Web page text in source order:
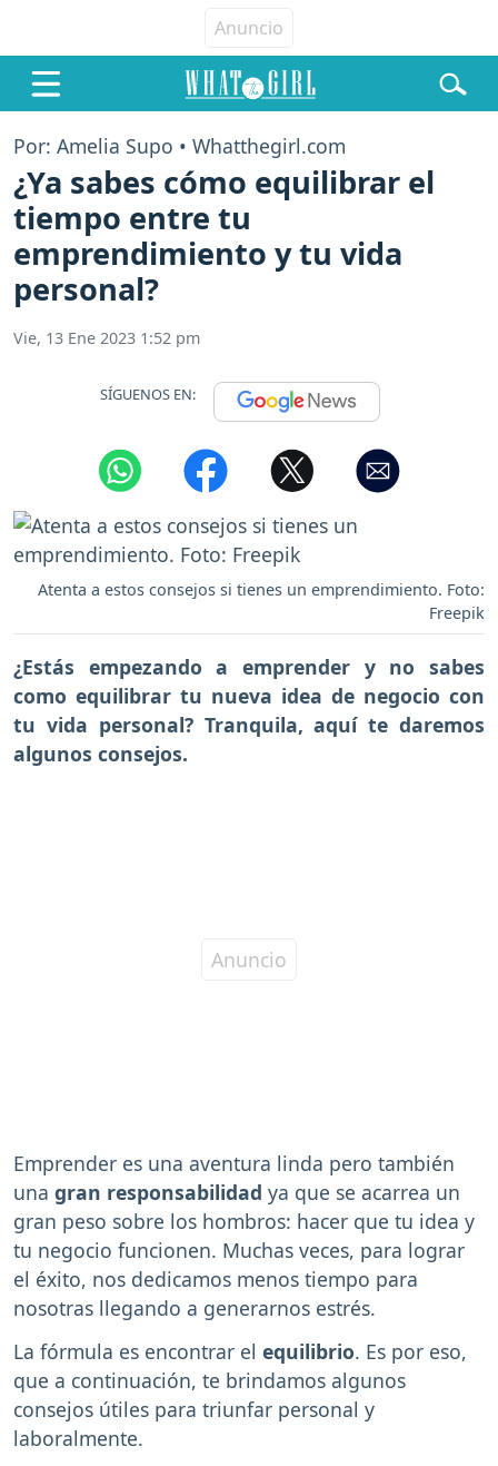
Por: Amelia Supo • Whatthegirl.com
¿Ya sabes cómo equilibrar el
tiempo entre tu
emprendimiento y tu vida
personal?
Vie, 13 Ene 2023 1:52 pm
SÍGUENOS EN:
Atenta a estos consejos si tienes un emprendimiento. Foto:
Freepik
¿Estás empezando a emprender y no sabes
como equilibrar tu nueva idea de negocio con
tu vida personal? Tranquila, aquí te daremos
algunos consejos.
Emprender es una aventura linda pero también
una gran responsabilidad ya que se acarrea un
gran peso sobre los hombros: hacer que tu idea y
tu negocio funcionen. Muchas veces, para lograr
el éxito, nos dedicamos menos tiempo para
nosotras llegando a generarnos estrés.
La fórmula es encontrar el equilibrio. Es por eso,
que a continuación, te brindamos algunos
consejos útiles para triunfar personal y
laboralmente.